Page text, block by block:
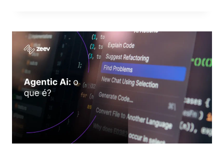
AUTOMAÇÃO
DE
PROCESSOS
PARA
TIME
COMERCIAL